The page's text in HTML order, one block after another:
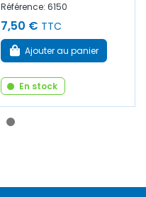
Référence: 6150
7,50 € TTC
Ajouter au panier
En stock